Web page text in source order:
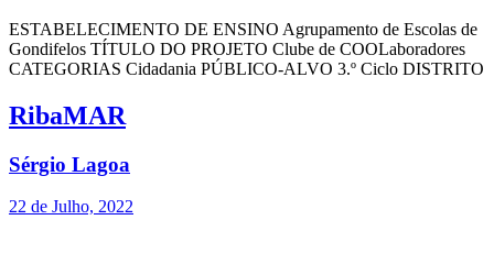
ESTABELECIMENTO DE ENSINO Agrupamento de Escolas de
Gondifelos TÍTULO DO PROJETO Clube de COOLaboradores
CATEGORIAS Cidadania PÚBLICO-ALVO 3.º Ciclo DISTRITO
RibaMAR
Sérgio Lagoa
22 de Julho, 2022